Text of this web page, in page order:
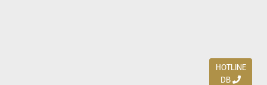
HOTLINE
DB